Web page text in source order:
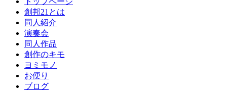
創邦21とは
同人紹介
演奏会
同人作品
創作のキモ
ヨミモノ
お便り
ブログ